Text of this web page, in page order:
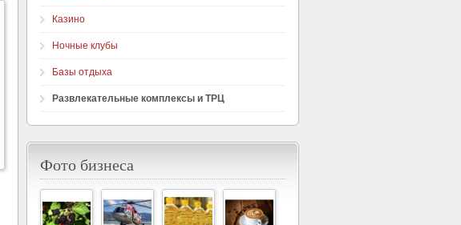
Казино
Ночные клубы
Базы отдыха
Развлекательные комплексы и ТРЦ
Фото бизнеса